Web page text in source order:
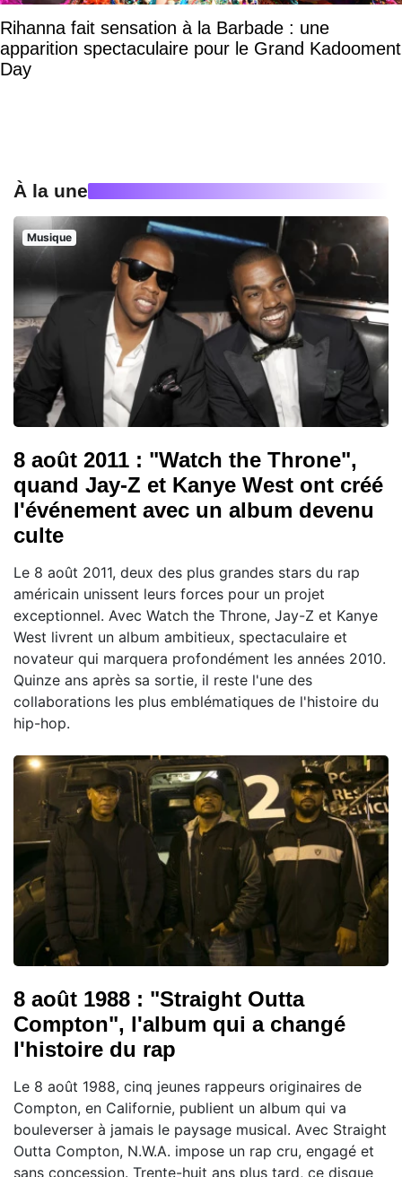
Rihanna fait sensation à la Barbade : une
apparition spectaculaire pour le Grand Kadooment
Day
À la une
Musique
8 août 2011 : "Watch the Throne",
quand Jay-Z et Kanye West ont créé
l'événement avec un album devenu
culte
Le 8 août 2011, deux des plus grandes stars du rap
américain unissent leurs forces pour un projet
exceptionnel. Avec Watch the Throne, Jay-Z et Kanye
West livrent un album ambitieux, spectaculaire et
novateur qui marquera profondément les années 2010.
Quinze ans après sa sortie, il reste l'une des
collaborations les plus emblématiques de l'histoire du
hip-hop.
8 août 1988 : "Straight Outta
Compton", l'album qui a changé
l'histoire du rap
Le 8 août 1988, cinq jeunes rappeurs originaires de
Compton, en Californie, publient un album qui va
bouleverser à jamais le paysage musical. Avec Straight
Outta Compton, N.W.A. impose un rap cru, engagé et
sans concession. Trente-huit ans plus tard, ce disque